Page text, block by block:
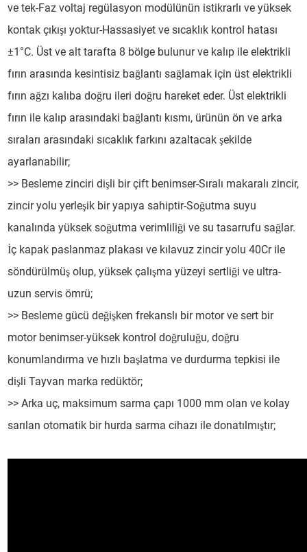
ve tek-Faz voltaj regülasyon modülünün istikrarlı ve yüksek
kontak çıkışı yoktur-Hassasiyet ve sıcaklık kontrol hatası
±1°C. Üst ve alt tarafta 8 bölge bulunur ve kalıp ile elektrikli
fırın arasında kesintisiz bağlantı sağlamak için üst elektrikli
fırın ağzı kalıba doğru ileri doğru hareket eder. Üst elektrikli
fırın ile kalıp arasındaki bağlantı kısmı, ürünün ön ve arka
sıraları arasındaki sıcaklık farkını azaltacak şekilde
ayarlanabilir;
>> Besleme zinciri dişli bir çift benimser-Sıralı makaralı zincir,
zincir yolu yerleşik bir yapıya sahiptir-Soğutma suyu
kanalında yüksek soğutma verimliliği ve su tasarrufu sağlar.
İç kapak paslanmaz plakası ve kılavuz zincir yolu 40Cr ile
söndürülmüş olup, yüksek çalışma yüzeyi sertliği ve ultra-
uzun servis ömrü;
>> Besleme gücü değişken frekanslı bir motor ve sert bir
motor benimser-yüksek kontrol doğruluğu, doğru
konumlandırma ve hızlı başlatma ve durdurma tepkisi ile
dişli Tayvan marka redüktör;
>> Arka uç, maksimum sarma çapı 1000 mm olan ve kolay
sarılan otomatik bir hurda sarma cihazı ile donatılmıştır;